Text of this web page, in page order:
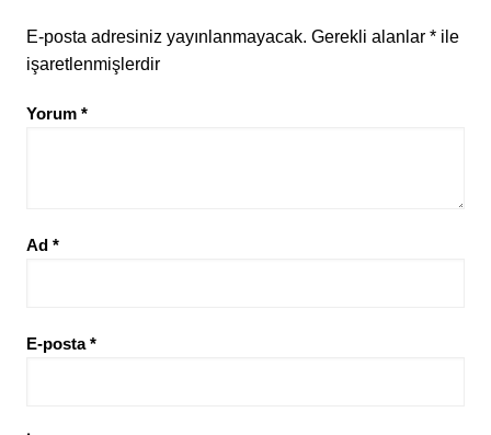
E-posta adresiniz yayınlanmayacak. Gerekli alanlar *ile
işaretlenmişlerdir
Yorum *
Ad *
E-posta*